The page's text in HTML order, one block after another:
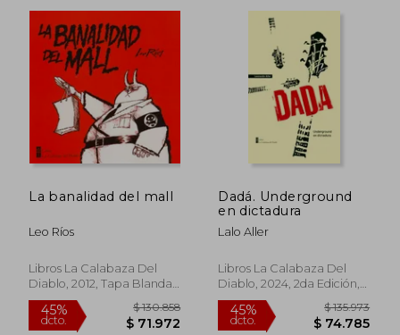
45%
dcto. $ 71.972
45%
dcto.
La banalidad del mall
Leo Ríos
Libros La Calabaza Del
Diablo, 2012, Tapa Blanda,
Nuevo
Dadá. Underground
en dictadura
Lalo Aller
Libros La Calabaza Del
Diablo, 2024, 2da Edición,
Tapa Blanda, Nuevo